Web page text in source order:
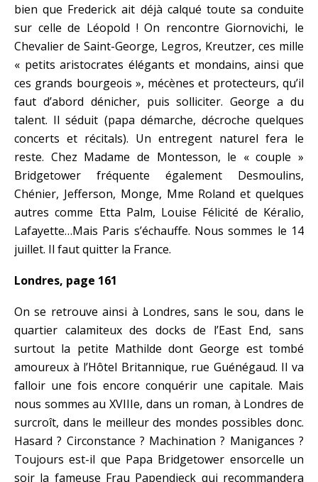
bien que Frederick ait déjà calqué toute sa conduite
sur celle de Léopold ! On rencontre Giornovichi, le
Chevalier de Saint-George, Legros, Kreutzer, ces mille
« petits aristocrates élégants et mondains, ainsi que
ces grands bourgeois », mécènes et protecteurs, qu’il
faut d’abord dénicher, puis solliciter. George a du
talent. Il séduit (papa démarche, décroche quelques
concerts et récitals). Un entregent naturel fera le
reste. Chez Madame de Montesson, le « couple »
Bridgetower fréquente également Desmoulins,
Chénier, Jefferson, Monge, Mme Roland et quelques
autres comme Etta Palm, Louise Félicité de Kéralio,
Lafayette…Mais Paris s’échauffe. Nous sommes le 14
juillet. Il faut quitter la France.
Londres, page 161
On se retrouve ainsi à Londres, sans le sou, dans le
quartier calamiteux des docks de l’East End, sans
surtout la petite Mathilde dont George est tombé
amoureux à l’Hôtel Britannique, rue Guénégaud. Il va
falloir une fois encore conquérir une capitale. Mais
nous sommes au XVIIIe, dans un roman, à Londres de
surcroît, dans le meilleur des mondes possibles donc.
Hasard ? Circonstance ? Machination ? Manigances ?
Toujours est-il que Papa Bridgetower ensorcelle un
soir la fameuse Frau Papendieck qui recommandera